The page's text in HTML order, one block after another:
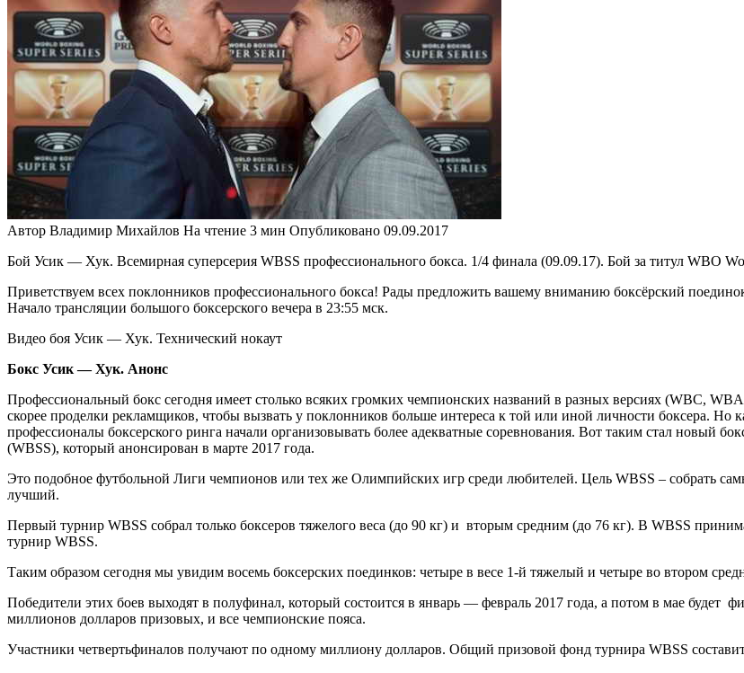
Автор Владимир Михайлов На чтение 3 мин Опубликовано 09.09.2017
Бой Усик — Хук. Всемирная суперсерия WBSS профессионального бокса. 1/4 финала (09.09.17). Бой за титул WBO
Приветствуем всех поклонников профессионального бокса! Рады предложить вашему вниманию боксёрский
Начало трансляции большого боксерского вечера в 23:55 мск.
Видео боя Усик — Хук. Технический нокаут
Бокс Усик — Хук. Анонс
Профессиональный бокс сегодня имеет столько всяких громких чемпионских названий в разных версиях (WBC,
скорее проделки рекламщиков, чтобы вызвать у поклонников больше интереса к той или иной личности боксера.
профессионалы боксерского ринга начали организовывать более адекватные соревнования. Вот таким стал новый
(WBSS), который анонсирован в марте 2017 года.
Это подобное футбольной Лиги чемпионов или тех же Олимпийских игр среди любителей. Цель WBSS – собрать
лучший.
Первый турнир WBSS собрал только боксеров тяжелого веса (до 90 кг) и вторым средним (до 76 кг). В WBSS
турнир WBSS.
Таким образом сегодня мы увидим восемь боксерских поединков: четыре в весе 1-й тяжелый и четыре во втором
Победители этих боев выходят в полуфинал, который состоится в январь — февраль 2017 года, а потом в мае будет
миллионов долларов призовых, и все чемпионские пояса.
Участники четвертьфиналов получают по одному миллиону долларов. Общий призовой фонд турнира WBSS